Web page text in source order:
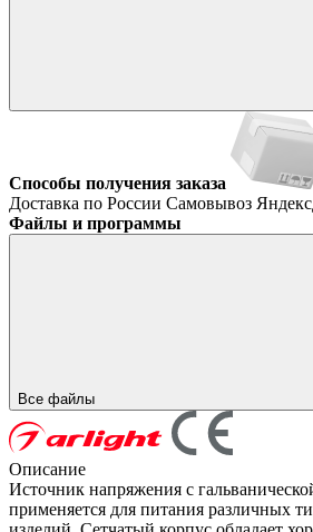
Способы получения заказа
Доставка по России Самовывоз
Файлы и программы
Все файлы
Описание
Источник напряжения с
применяется для питания различных